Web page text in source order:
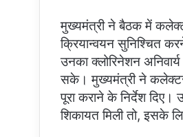
मुख्यमंत्री ने बैठक में
क्रियान्वयन सुनिश्चित
उनका क्लोरिनेशन
सके। मुख्यमंत्री ने
पूरा कराने के निर्देश दिए।
शिकायत मिली तो, इसके